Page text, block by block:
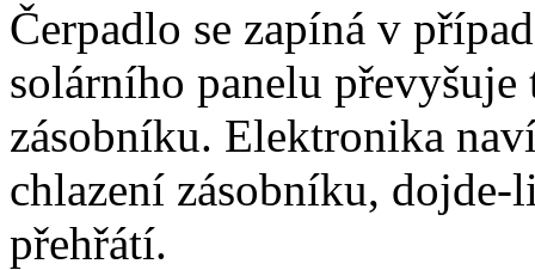
Čerpadlo se zapíná v
solárního panelu převyšuje
zásobníku. Elektronika
chlazení zásobníku, dojde-
přehřátí.